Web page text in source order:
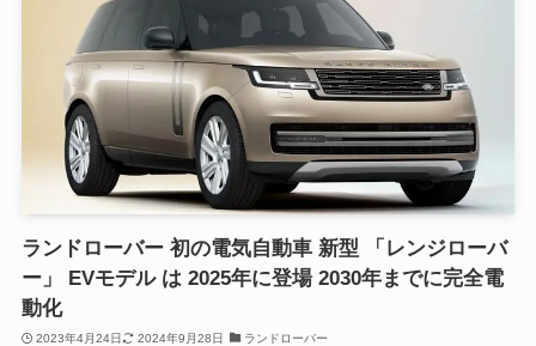
ランドローバー 初の電気自動車 新型 「レンジローバ
ー」 EVモデル は 2025年に登場 2030年までに完全電
動化
2023年4月24日 2024年9月28日 ランドローバー